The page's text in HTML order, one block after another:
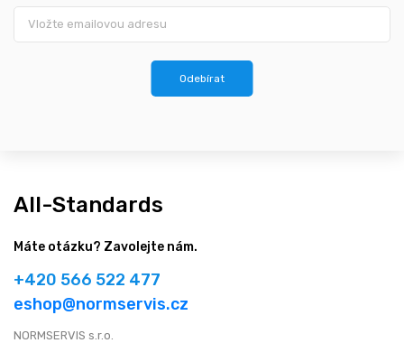
Odebírat
All-Standards
Máte otázku? Zavolejte nám.
+420 566 522 477
eshop@normservis.cz
NORMSERVIS s.r.o.